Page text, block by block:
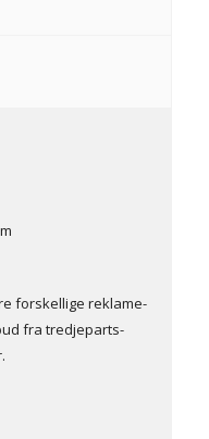
forskellige reklame-
fra tredjeparts-